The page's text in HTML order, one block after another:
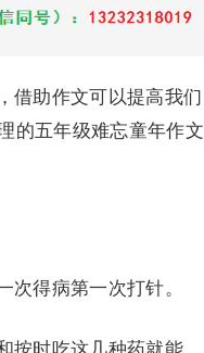
助作文可以提高我们
的五年级难忘童年作文
得病第一次打针。
按时吃这几种药就能